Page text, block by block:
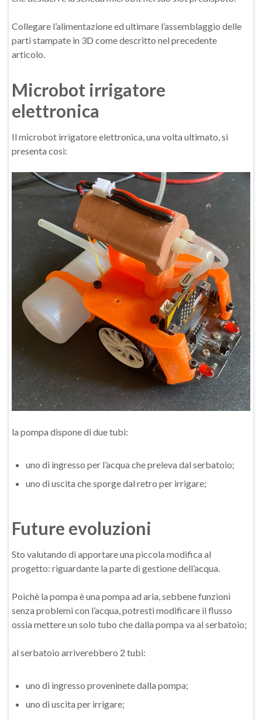
Collegare l’alimentazione ed ultimare l’assemblaggio delle
parti stampate in 3D come descritto nel precedente
articolo.
Microbot irrigatore
elettronica
Il microbot irrigatore elettronica, una volta ultimato, si
presenta così:
la pompa dispone di due tubi:
uno di ingresso per l’acqua che preleva dal serbatoio;
uno di uscita che sporge dal retro per irrigare;
Future evoluzioni
Sto valutando di apportare una piccola modifica al
progetto: riguardante la parte di gestione dell’acqua.
Poichè la pompa è una pompa ad aria, sebbene funzioni
senza problemi con l’acqua, potresti modificare il flusso
ossia mettere un solo tubo che dalla pompa va al serbatoio;
al serbatoio arriverebbero 2 tubi:
uno di ingresso proveninete dalla pompa;
uno di uscita per irrigare;